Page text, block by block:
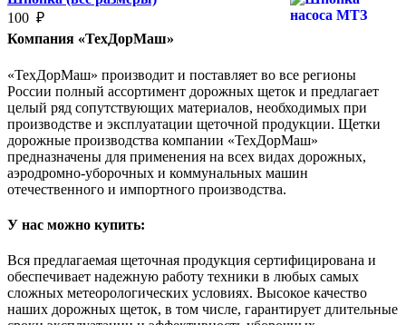
100 ₽
Компания «ТехДорМаш»
«ТехДорМаш» производит и поставляет во все регионы
России полный ассортимент дорожных щеток и предлагает
целый ряд сопутствующих материалов, необходимых при
производстве и эксплуатации щеточной продукции. Щетки
дорожные производства компании «ТехДорМаш»
предназначены для применения на всех видах дорожных,
аэродромно-уборочных и коммунальных машин
отечественного и импортного производства.
У нас можно купить:
Вся предлагаемая щеточная продукция сертифицирована и
обеспечивает надежную работу техники в любых самых
сложных метеорологических условиях. Высокое качество
наших дорожных щеток, в том числе, гарантирует длительные